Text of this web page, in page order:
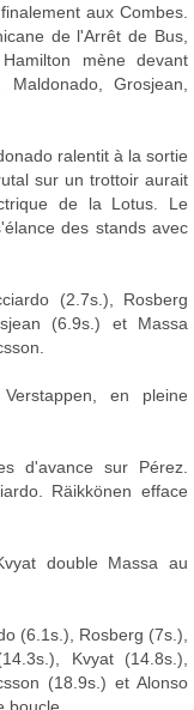
aux Combes.
de l'Arrêt de Bus,
mène devant
Grosjean,
ralentit à la sortie
sur un trottoir aurait
de la Lotus. Le
des stands avec
(2.7s.), Rosberg
(6.9s.) et Massa
en pleine
d'avance sur Pérez.
Räikkönen efface
double Massa au
(6.1s.), Rosberg (7s.),
Kvyat (14.8s.),
(18.9s.) et Alonso